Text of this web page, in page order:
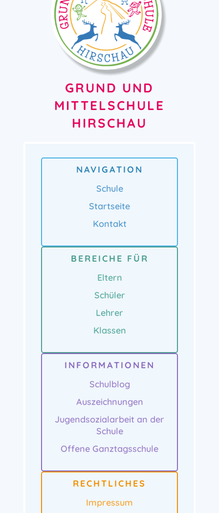
GRUND UND
MITTELSCHULE
HIRSCHAU
NAVIGATION
Schule
Startseite
Kontakt
BEREICHE FÜR
Eltern
Schüler
Lehrer
Klassen
INFORMATIONEN
Schulblog
Auszeichnungen
Jugendsozialarbeit an der
Schule
Offene Ganztagsschule
RECHTLICHES
Impressum